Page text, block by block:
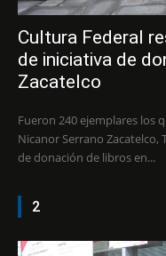
Cultura Federal
de iniciativa de
Zacatelco
Fueron 240 ejemplares los
Nicanor Serrano Zacatelco, Tlax. Concluyó con gran éxito la campaña
de donación de libros en...
2